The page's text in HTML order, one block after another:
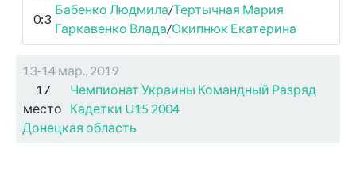
0:3
Бабенко Людмила/Тертычная Мария
Гаркавенко Влада/Окипнюк Екатерина
13-14 мар., 2019
17
место
Чемпионат Украины Командный Разряд
Кадетки U15 2004
Донецкая область